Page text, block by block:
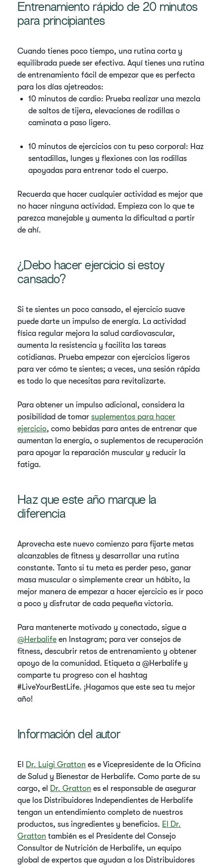
Entrenamiento rápido de 20 minutos
para principiantes
Cuando tienes poco tiempo, una rutina corta y
equilibrada puede ser efectiva. Aquí tienes una rutina
de entrenamiento fácil de empezar que es perfecta
para los días ajetreados:
10 minutos de cardio: Prueba realizar una mezcla
de saltos de tijera, elevaciones de rodillas o
caminata a paso ligero.
10 minutos de ejercicios con tu peso corporal: Haz
sentadillas, lunges y flexiones con las rodillas
apoyadas para entrenar todo el cuerpo.
Recuerda que hacer cualquier actividad es mejor que
no hacer ninguna actividad. Empieza con lo que te
parezca manejable y aumenta la dificultad a partir
de ahí.
¿Debo hacer ejercicio si estoy
cansado?
Si te sientes un poco cansado, el ejercicio suave
puede darte un impulso de energía. La actividad
física regular mejora la salud cardiovascular,
aumenta la resistencia y facilita las tareas
cotidianas. Prueba empezar con ejercicios ligeros
para ver cómo te sientes; a veces, una sesión rápida
es todo lo que necesitas para revitalizarte.
Para obtener un impulso adicional, considera la
posibilidad de tomarsuplementos para hacer
ejercicio, como bebidas para antes de entrenar que
aumentan la energía, o suplementos de recuperación
para apoyar la reparación muscular y reducir la
fatiga.
Haz que este año marque la
diferencia
Aprovecha este nuevo comienzo para fijarte metas
alcanzables de fitness y desarrollar una rutina
constante. Tanto si tu meta es perder peso, ganar
masa muscular o simplemente crear un hábito, la
mejor manera de empezar a hacer ejercicio es ir poco
a poco y disfrutar de cada pequeña victoria.
Para mantenerte motivado y conectado, sigue a
@Herbalife en Instagram; para ver consejos de
fitness, descubrir retos de entrenamiento y obtener
apoyo de la comunidad. Etiqueta a @Herbalife y
comparte tu progreso con el hashtag
#LiveYourBestLife. ¡Hagamos que este sea tu mejor
año!
Información del autor
El Dr. Luigi Gratton es e Vicepresidente de la Oficina
de Salud y Bienestar de Herbalife. Como parte de su
cargo, el Dr. Gratton es el responsable de asegurar
que los Distribuidores Independientes de Herbalife
tengan un entendimiento completo de nuestros
productos, sus ingredientes y beneficios. El Dr.
Gratton también es el Presidente del Consejo
Consultor de Nutrición de Herbalife, un equipo
global de expertos que ayudan a los Distribuidores